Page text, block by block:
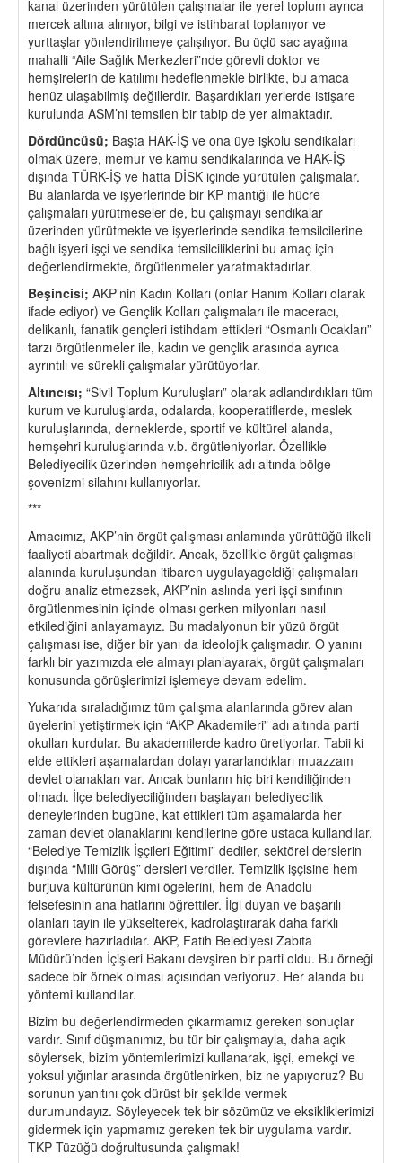
kanal üzerinden yürütülen çalışmalar ile yerel toplum ayrıca
mercek altına alınıyor, bilgi ve istihbarat toplanıyor ve
yurttaşlar yönlendirilmeye çalışılıyor. Bu üçlü sac ayağına
mahalli “Aile Sağlık Merkezleri”nde görevli doktor ve
hemşirelerin de katılımı hedeflenmekle birlikte, bu amaca
henüz ulaşabilmiş değillerdir. Başardıkları yerlerde istişare
kurulunda ASM’ni temsilen bir tabip de yer almaktadır.
Dördüncüsü; Başta HAK-İŞ ve ona üye işkolu sendikaları
olmak üzere, memur ve kamu sendikalarında ve HAK-İŞ
dışında TÜRK-İŞ ve hatta DİSK içinde yürütülen çalışmalar.
Bu alanlarda ve işyerlerinde bir KP mantığı ile hücre
çalışmaları yürütmeseler de, bu çalışmayı sendikalar
üzerinden yürütmekte ve işyerlerinde sendika temsilcilerine
bağlı işyeri işçi ve sendika temsilciliklerini bu amaç için
değerlendirmekte, örgütlenmeler yaratmaktadırlar.
Beşincisi; AKP’nin Kadın Kolları (onlar Hanım Kolları olarak
ifade ediyor) ve Gençlik Kolları çalışmaları ile maceracı,
delikanlı, fanatik gençleri istihdam ettikleri “Osmanlı Ocakları”
tarzı örgütlenmeler ile, kadın ve gençlik arasında ayrıca
ayrıntılı ve sürekli çalışmalar yürütüyorlar.
Altıncısı; “Sivil Toplum Kuruluşları” olarak adlandırdıkları tüm
kurum ve kuruluşlarda, odalarda, kooperatiflerde, meslek
kuruluşlarında, derneklerde, sportif ve kültürel alanda,
hemşehri kuruluşlarında v.b. örgütleniyorlar. Özellikle
Belediyecilik üzerinden hemşehricilik adı altında bölge
şovenizmi silahını kullanıyorlar.
***
Amacımız, AKP’nin örgüt çalışması anlamında yürüttüğü ilkeli
faaliyeti abartmak değildir. Ancak, özellikle örgüt çalışması
alanında kuruluşundan itibaren uygulayageldiği çalışmaları
doğru analiz etmezsek, AKP’nin aslında yeri işçi sınıfının
örgütlenmesinin içinde olması gerken milyonları nasıl
etkilediğini anlayamayız. Bu madalyonun bir yüzü örgüt
çalışması ise, diğer bir yanı da ideolojik çalışmadır. O yanını
farklı bir yazımızda ele almayı planlayarak, örgüt çalışmaları
konusunda görüşlerimizi işlemeye devam edelim.
Yukarıda sıraladığımız tüm çalışma alanlarında görev alan
üyelerini yetiştirmek için “AKP Akademileri” adı altında parti
okulları kurdular. Bu akademilerde kadro üretiyorlar. Tabii ki
elde ettikleri aşamalardan dolayı yararlandıkları muazzam
devlet olanakları var. Ancak bunların hiç biri kendiliğinden
olmadı. İlçe belediyeciliğinden başlayan belediyecilik
deneylerinden bugüne, kat ettikleri tüm aşamalarda her
zaman devlet olanaklarını kendilerine göre ustaca kullandılar.
“Belediye Temizlik İşçileri Eğitimi” dediler, sektörel derslerin
dışında “Milli Görüş” dersleri verdiler. Temizlik işçisine hem
burjuva kültürünün kimi ögelerini, hem de Anadolu
felsefesinin ana hatlarını öğrettiler. İlgi duyan ve başarılı
olanları tayin ile yükselterek, kadrolaştırarak daha farklı
görevlere hazırladılar. AKP, Fatih Belediyesi Zabıta
Müdürü’nden İçişleri Bakanı devşiren bir parti oldu. Bu örneği
sadece bir örnek olması açısından veriyoruz. Her alanda bu
yöntemi kullandılar.
Bizim bu değerlendirmeden çıkarmamız gereken sonuçlar
vardır. Sınıf düşmanımız, bu tür bir çalışmayla, daha açık
söylersek, bizim yöntemlerimizi kullanarak, işçi, emekçi ve
yoksul yığınlar arasında örgütlenirken, biz ne yapıyoruz? Bu
sorunun yanıtını çok dürüst bir şekilde vermek
durumundayız. Söyleyecek tek bir sözümüz ve eksikliklerimizi
gidermek için yapmamız gereken tek bir uygulama vardır.
TKP Tüzüğü doğrultusunda çalışmak!